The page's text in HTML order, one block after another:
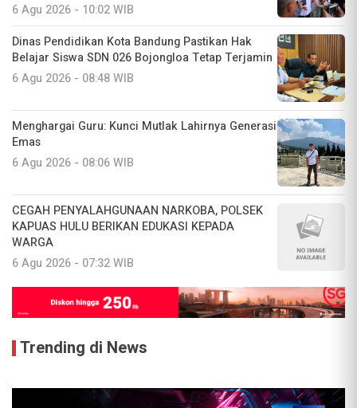
6 Agu 2026 - 10:02 WIB
Dinas Pendidikan Kota Bandung Pastikan Hak
Belajar Siswa SDN 026 Bojongloa Tetap Terjamin
6 Agu 2026 - 08:48 WIB
Menghargai Guru: Kunci Mutlak Lahirnya Generasi
Emas
6 Agu 2026 - 08:06 WIB
CEGAH PENYALAHGUNAAN NARKOBA, POLSEK
KAPUAS HULU BERIKAN EDUKASI KEPADA
WARGA
6 Agu 2026 - 07:32 WIB
Trending di News